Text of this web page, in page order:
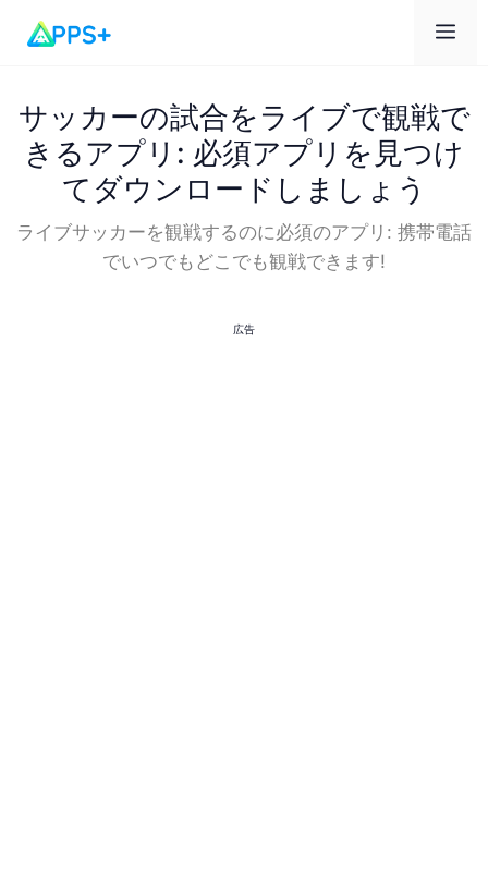
メ
ュ
ー
サッカーの試合をライブで観戦で
きるアプリ: 必須アプリを見つけ
てダウンロードしましょう
ライブサッカーを観戦するのに必須のアプリ: 携帯電話
でいつでもどこでも観戦できます!
広告